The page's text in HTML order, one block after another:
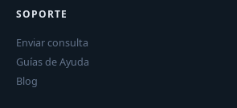
SOPORTE
Enviar consulta
Guías de Ayuda
Blog